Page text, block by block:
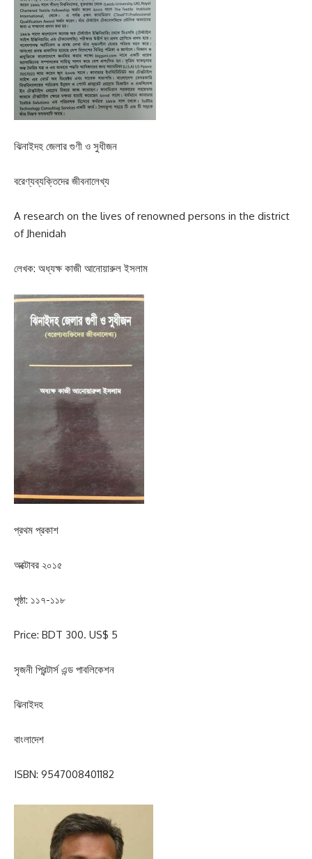
ঝিনাইদহ জেলার গুণী ও সুধীজন
বরেণ্যব্যক্তিদের জীবনালেখ্য
A research on the lives of renowned persons in the district
of Jhenidah
লেখক: অধ্যক্ষ কাজী আনোয়ারুল ইসলাম
প্রথম প্রকাশ
অক্টোবর ২০১৫
পৃষ্ঠা: ১১৭-১১৮
Price: BDT 300. US$ 5
সৃজনী প্রিন্টার্স এন্ড পাবলিকেশন
ঝিনাইদহ
বাংলাদেশ
ISBN: 9547008401182